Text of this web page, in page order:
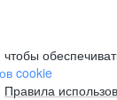
cookie
Правила